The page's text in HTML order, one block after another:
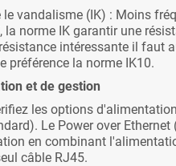
le vandalisme (IK) : Moins
la norme IK garantir une
intéressante il faut
préférence la norme IK10.
et de gestion
les options
Le Power over Ethernet
en combinant
câble RJ45.